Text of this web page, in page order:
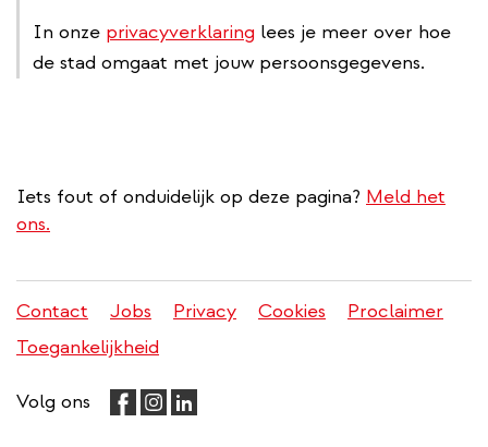
In onze privacyverklaring lees je meer over hoe
de stad omgaat met jouw persoonsgegevens.
Iets fout of onduidelijk op deze pagina? Meld het
ons.
Juridisch
menu
Contact Jobs Privacy Cookies
Proclaimer
Toegankelijkheid
Volg ons